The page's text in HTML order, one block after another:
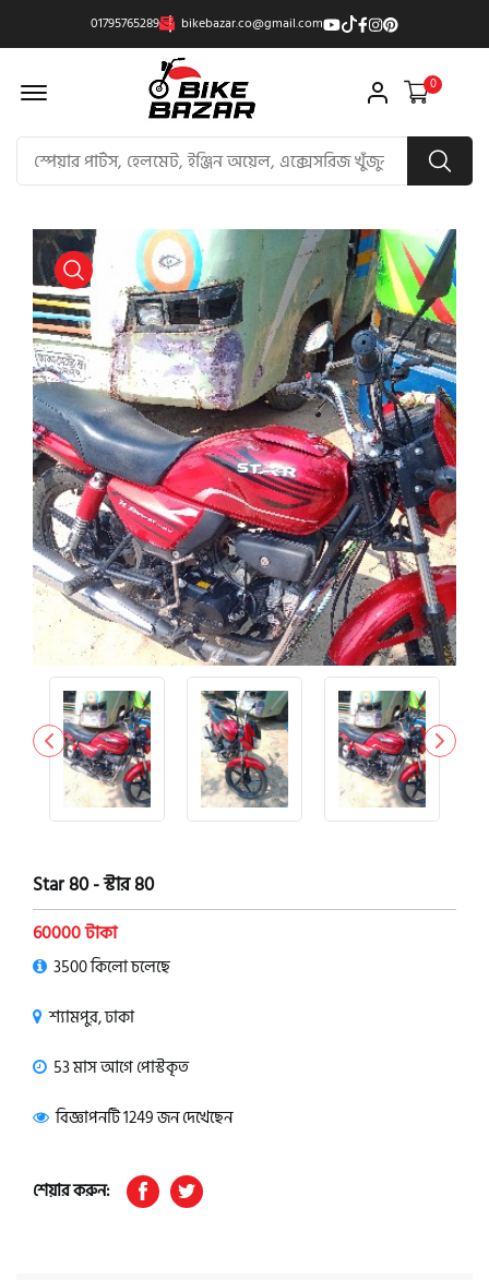
01795765289 bikebazar.co@gmail.com
Offcanvas Menu Open 0
product view
Star 80 - স্টার 80
60000 টাকা
3500 কিলো চলেছে
শ্যামপুর, ঢাকা
53 মাস আগে পোস্টকৃত
বিজ্ঞাপনটি 1249 জন দেখেছেন
শেয়ার করুন: